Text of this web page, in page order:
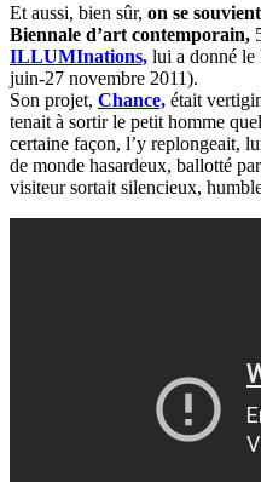
Et aussi, bien sûr, on se
Biennale d’art contemporain,
ILLUMInations, lui a donné
juin-27 novembre 2011).
Son projet, Chance, était
tenait à sortir le petit homme
certaine façon, l’y replongeait,
de monde hasardeux, ballotté
visiteur sortait silencieux,